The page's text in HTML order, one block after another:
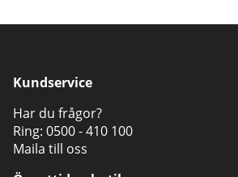
Kundservice
Har du frågor?
Ring: 0500 - 410 100
Maila till oss